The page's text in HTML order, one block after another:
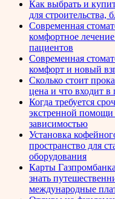
Как выбрать и
для строительства,
Современная
комфортное
пациентов
Современная
комфорт и новый
Сколько стоит
цена и что входит в
Когда требуется
экстренной помощи
зависимостью
Установка
пространство для
оборудования
Карты
знать
международные